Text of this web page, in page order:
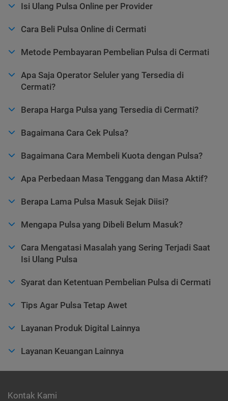
Isi Ulang Pulsa Online per Provider
Cara Beli Pulsa Online di Cermati
Metode Pembayaran Pembelian Pulsa di Cermati
Apa Saja Operator Seluler yang Tersedia di
Cermati?
Berapa Harga Pulsa yang Tersedia di Cermati?
Bagaimana Cara Cek Pulsa?
Bagaimana Cara Membeli Kuota dengan Pulsa?
Apa Perbedaan Masa Tenggang dan Masa Aktif?
Berapa Lama Pulsa Masuk Sejak Diisi?
Mengapa Pulsa yang Dibeli Belum Masuk?
Cara Mengatasi Masalah yang Sering Terjadi Saat
Isi Ulang Pulsa
Syarat dan Ketentuan Pembelian Pulsa di Cermati
Tips Agar Pulsa Tetap Awet
Layanan Produk Digital Lainnya
Layanan Keuangan Lainnya
Kontak Kami